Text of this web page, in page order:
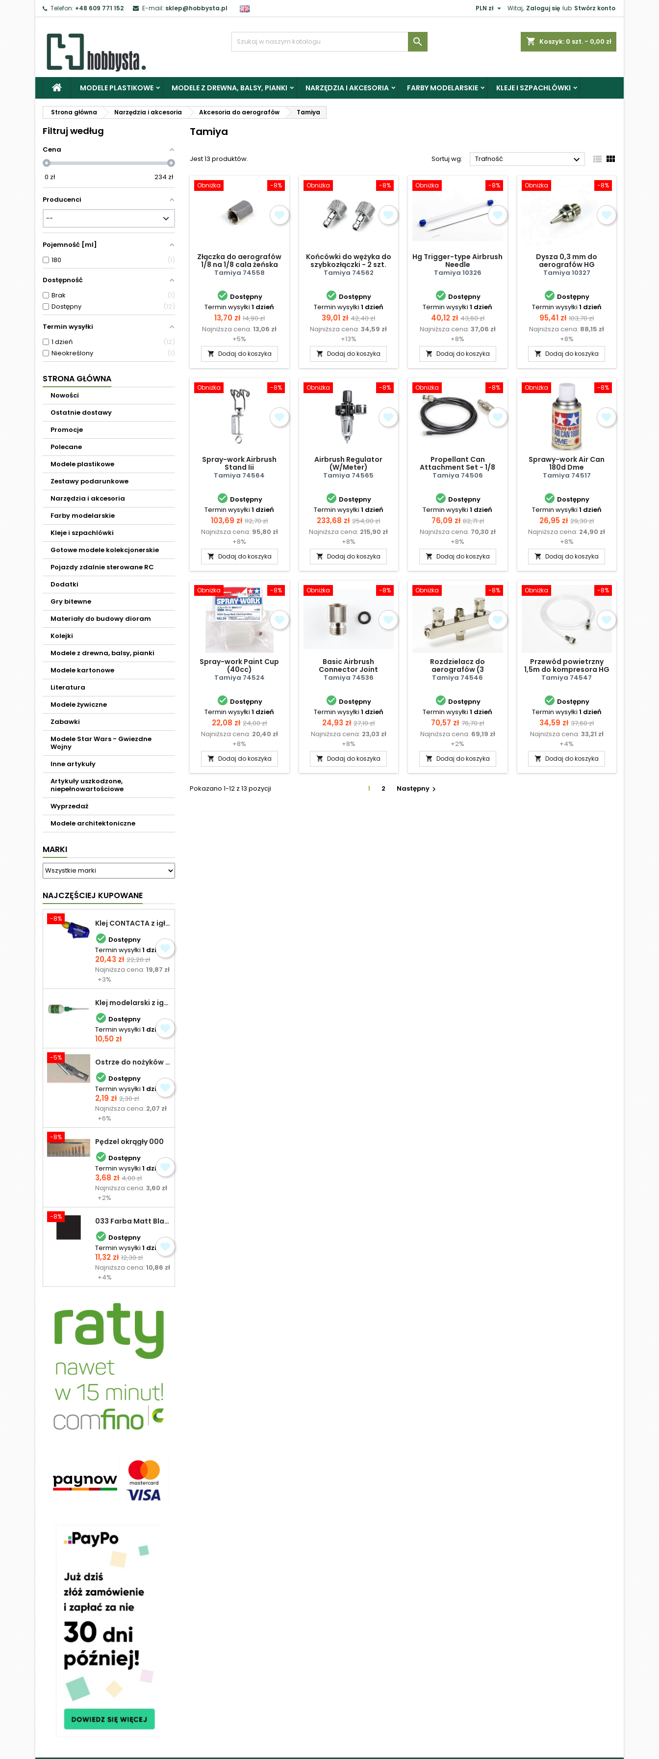
Telefon: +48 609 771 152 E-mail: sklep@hobbysta.pl Witaj, Zaloguj się lub Stwórz konto
PLN zł 
shopping_cart Koszyk: 0 szt. - 0,00 zł

MODELE PLASTIKOWE MODELE Z DREWNA, BALSY, PIANKI NARZĘDZIA I AKCESORIA FARBY MODELARSKIE KLEJE I SZPACHLÓWKI
Strona główna Narzędzia i akcesoria Akcesoria do aerografów Tamiya
Filtruj według
Cena
0 zł 234 zł
Producenci
Pojemność [ml]
180
1
Dostępność
Brak
1
Dostępny
12
Termin wysyłki
1 dzień
12
Nieokreślony
1
STRONA GŁÓWNA
Nowości
Ostatnie dostawy
Promocje
Polecane
Modele plastikowe
Zestawy podarunkowe
Narzędzia i akcesoria
Farby modelarskie
Kleje i szpachlówki
Gotowe modele kolekcjonerskie
Pojazdy zdalnie sterowane RC
Dodatki
Gry bitewne
Materiały do budowy dioram
Kolejki
Modele z drewna, balsy, pianki
Modele kartonowe
Literatura
Modele żywiczne
Zabawki
Modele Star Wars - Gwiezdne
Wojny
Inne artykuły
Artykuły uszkodzone,
niepełnowartościowe
Wyprzedaż
Modele architektoniczne
MARKI
NAJCZĘŚCIEJ KUPOWANE
-8% Klej CONTACTA z igłą do plastiku 25,0 g
 Dostępny
Termin wysyłki 1 dzień
Cena
20,43 zł Cena
podstawowa
22,20 zł
Najniższa cena:19,87 zł
+3%
Klej modelarski z igłą 30 ml
 Dostępny
Termin wysyłki 1 dzień
Cena
10,50 zł
-5% Ostrze do nożyków Excel
 Dostępny
Termin wysyłki 1 dzień
Cena
2,19 zł Cena
podstawowa
2,30 zł
Najniższa cena: 2,07 zł
+6%
-8% Pędzel okrągły 000
 Dostępny
Termin wysyłki 1 dzień
Cena
3,68 zł Cena
podstawowa
4,00 zł
Najniższa cena:3,60 zł
+2%
-8% 033 Farba Matt Black - olejna
 Dostępny
Termin wysyłki 1 dzień
Cena
11,32 zł Cena
podstawowa
12,30 zł
Najniższa cena:10,86 zł
+4%
Tamiya
Jest 13 produktów. Sortuj wg: Trafność   
-8%
Obniżka
Złączka do aerografów
1/8 na 1/8 cala żeńska
Tamiya 74558
 Dostępny
Termin wysyłki 1 dzień
Cena
13,70 zł Cena
podstawowa
14,90 zł
Najniższa cena:13,06 zł
+5%
 Dodaj do koszyka
-8%
Obniżka
Końcówki do wężyka do
szybkozłączki - 2 szt.
Tamiya 74562
 Dostępny
Termin wysyłki 1 dzień
Cena
39,01 zł Cena
podstawowa
42,40 zł
Najniższa cena:34,59 zł
+13%
 Dodaj do koszyka
-8%
Obniżka
Hg Trigger-type Airbrush
Needle
Tamiya 10326
 Dostępny
Termin wysyłki 1 dzień
Cena
40,12 zł Cena
podstawowa
43,60 zł
Najniższa cena: 37,06 zł
+8%
 Dodaj do koszyka
-8%
Obniżka
Dysza 0,3 mm do
aerografów HG
Tamiya 10327
 Dostępny
Termin wysyłki 1 dzień
Cena
95,41 zł Cena
podstawowa
103,70 zł
Najniższa cena: 88,15 zł
+8%
 Dodaj do koszyka
-8%
Obniżka
Spray-work Airbrush
Stand Iii
Tamiya 74564
 Dostępny
Termin wysyłki 1 dzień
Cena
103,69 zł Cena
podstawowa
112,70 zł
Najniższa cena: 95,80 zł
+8%
 Dodaj do koszyka
-8%
Obniżka
Airbrush Regulator
(W/Meter)
Tamiya 74565
 Dostępny
Termin wysyłki 1 dzień
Cena
233,68 zł Cena
podstawowa
254,00 zł
Najniższa cena: 215,90 zł
+8%
 Dodaj do koszyka
-8%
Obniżka
Propellant Can
Attachment Set - 1/8
Tamiya 74506
 Dostępny
Termin wysyłki 1 dzień
Cena
76,09 zł Cena
podstawowa
82,71 zł
Najniższa cena: 70,30 zł
+8%
 Dodaj do koszyka
-8%
Obniżka
Sprawy-work Air Can
180d Dme
Tamiya 74517
 Dostępny
Termin wysyłki 1 dzień
Cena
26,95 zł Cena
podstawowa
29,30 zł
Najniższa cena: 24,90 zł
+8%
 Dodaj do koszyka
-8%
Obniżka
Spray-work Paint Cup
(40cc)
Tamiya 74524
 Dostępny
Termin wysyłki 1 dzień
Cena
22,08 zł Cena
podstawowa
24,00 zł
Najniższa cena: 20,40 zł
+8%
 Dodaj do koszyka
-8%
Obniżka
Basic Airbrush
Connector Joint
Tamiya 74536
 Dostępny
Termin wysyłki 1 dzień
Cena
24,93 zł Cena
podstawowa
27,10 zł
Najniższa cena: 23,03 zł
+8%
 Dodaj do koszyka
-8%
Obniżka
Rozdzielacz do
aerografów (3
przyłącza) - kolektor
Tamiya 74546
 Dostępny
Termin wysyłki 1 dzień
Cena
70,57 zł Cena
podstawowa
76,70 zł
Najniższa cena: 69,19 zł
+2%
 Dodaj do koszyka
-8%
Obniżka
Przewód powietrzny
1,5m do kompresora HG
Air Compressor Revo II
Tamiya 74547
 Dostępny
Termin wysyłki 1 dzień
Cena
34,59 zł Cena
podstawowa
37,60 zł
Najniższa cena: 33,21 zł
+4%
 Dodaj do koszyka
Pokazano 1-12 z 13 pozycji 1 2 Następny 
Zaloguj
Aby zapisać produkty do Schowka, musisz się zalogować.
Anuluj Zaloguj